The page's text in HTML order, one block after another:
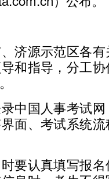
源示范区各有
和指导，分工
国人事考试网
面、考试系统
认真填写报名